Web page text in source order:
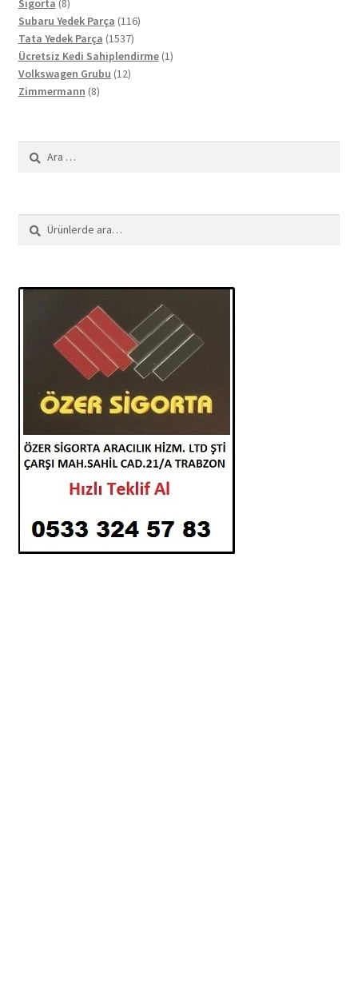
Sigorta 8
ürün
Subaru Yedek Parça 116116
Tata Yedek Parça 15371537
ürün
Ücretsiz Kedi Sahiplendirme 11
Volkswagen Grubu 1212
Zimmermann 88
Arama:
Ara:
Ara